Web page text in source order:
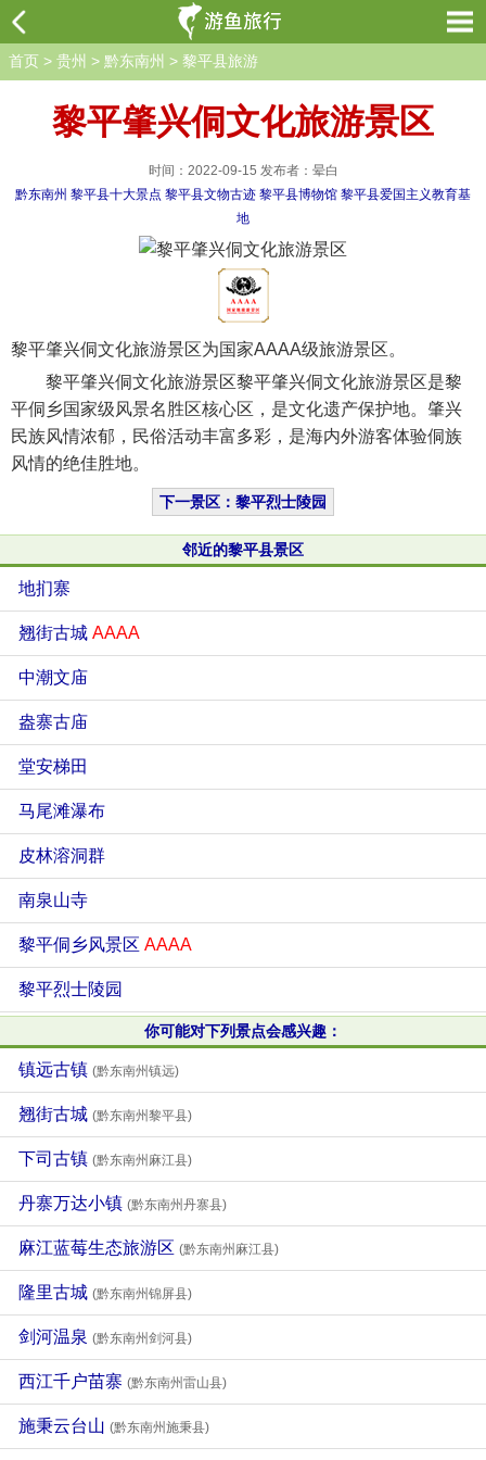
首页 > 贵州 > 黔东南州 > 黎平县旅游
黎平肇兴侗文化旅游景区
时间：2022-09-15 发布者：晕白
黔东南州 黎平县十大景点 黎平县文物古迹 黎平县博物馆 黎平县爱国主义教育基
地
黎平肇兴侗文化旅游景区为国家AAAA级旅游景区。
黎平肇兴侗文化旅游景区黎平肇兴侗文化旅游景区是黎
平侗乡国家级风景名胜区核心区，是文化遗产保护地。肇兴
民族风情浓郁，民俗活动丰富多彩，是海内外游客体验侗族
风情的绝佳胜地。
下一景区：黎平烈士陵园
邻近的黎平县景区
地扪寨
翘街古城 AAAA
中潮文庙
盎寨古庙
堂安梯田
马尾滩瀑布
皮林溶洞群
南泉山寺
黎平侗乡风景区 AAAA
黎平烈士陵园
你可能对下列景点会感兴趣：
镇远古镇 (黔东南州镇远)
翘街古城 (黔东南州黎平县)
下司古镇 (黔东南州麻江县)
丹寨万达小镇 (黔东南州丹寨县)
麻江蓝莓生态旅游区 (黔东南州麻江县)
隆里古城 (黔东南州锦屏县)
剑河温泉 (黔东南州剑河县)
西江千户苗寨 (黔东南州雷山县)
施秉云台山 (黔东南州施秉县)